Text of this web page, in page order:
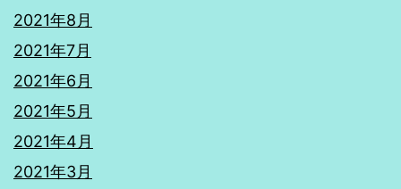
2021年8月
2021年7月
2021年6月
2021年5月
2021年4月
2021年3月